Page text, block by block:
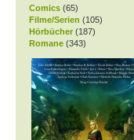
Comics (65)
Filme/Serien (105)
Hörbücher (187)
Romane (343)